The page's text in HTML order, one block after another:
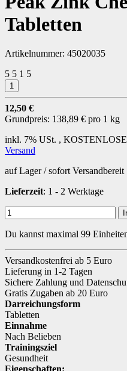
Tabletten
Artikelnummer: 45020035
5 5 1 5
12,50 €
Grundpreis: 138,89 € pro 1 kg
inkl. 7% USt. ,
Versand
auf Lager / sofort Versandbereit
Lieferzeit: 1 - 2 Werktage
Du kannst maximal 99
Versandkostenfrei ab 5 Euro
Lieferung in 1-2 Tagen
Sichere Zahlung und
Gratis Zugaben ab 20 Euro
Darreichungsform
Tabletten
Einnahme
Nach Belieben
Trainingsziel
Gesundheit